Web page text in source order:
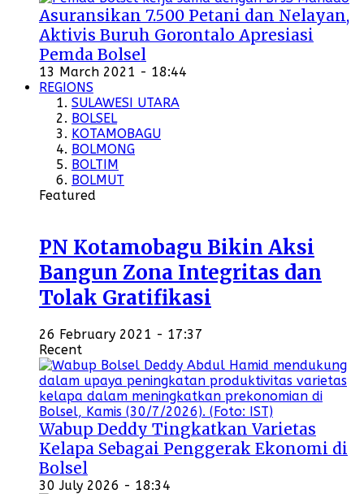
Asuransikan 7.500 Petani dan Nelayan,
Aktivis Buruh Gorontalo Apresiasi
Pemda Bolsel
13 March 2021 - 18:44
REGIONS
SULAWESI UTARA
BOLSEL
KOTAMOBAGU
BOLMONG
BOLTIM
BOLMUT
Featured
PN Kotamobagu Bikin Aksi
Bangun Zona Integritas dan
Tolak Gratifikasi
26 February 2021 - 17:37
Recent
Wabup Deddy Tingkatkan Varietas
Kelapa Sebagai Penggerak Ekonomi di
Bolsel
30 July 2026 - 18:34